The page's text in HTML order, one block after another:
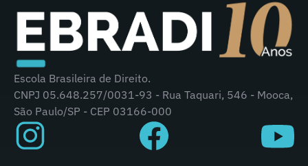
Escola Brasileira de Direito.
CNPJ 05.648.257/0031-93 - Rua Taquari, 546 - Mooca,
São Paulo/SP - CEP 03166-000